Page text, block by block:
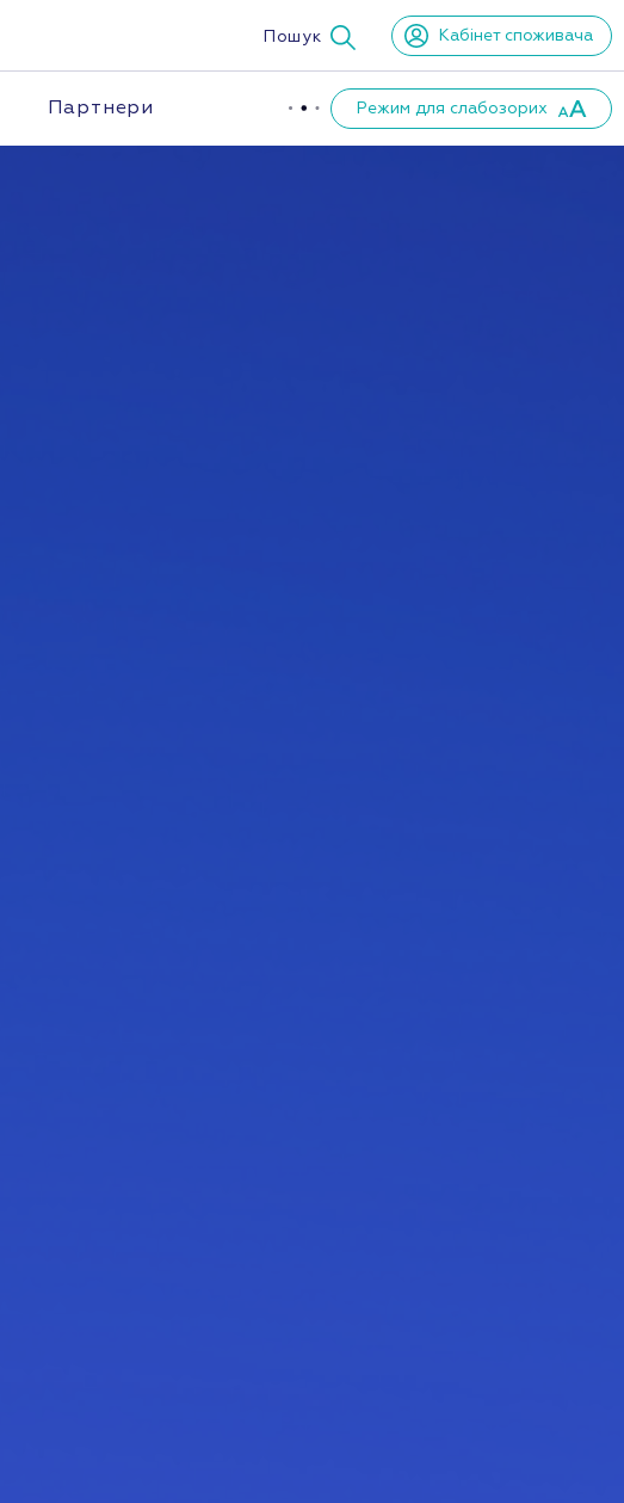
Пошук Кабінет споживача
Партнери Режим для слабозорих